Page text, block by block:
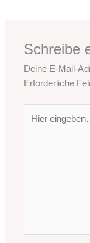
Schreibe
Deine E-Mail-
Erforderliche
eingeben…